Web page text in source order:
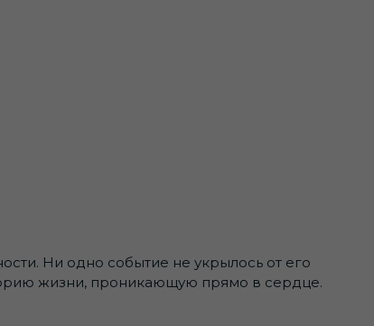
Ни одно событие не укрылось от его
жизни, проникающую прямо в сердце.